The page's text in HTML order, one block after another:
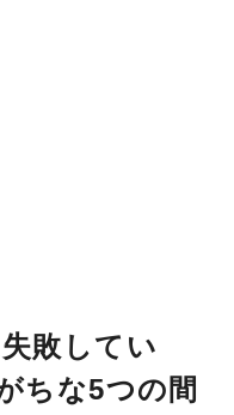
敗してい
ちな5つの間